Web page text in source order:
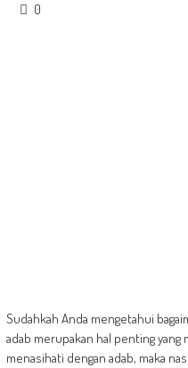
0
Sudahkah Anda mengetahui
adab merupakan hal penting yang
menasihati dengan adab, maka